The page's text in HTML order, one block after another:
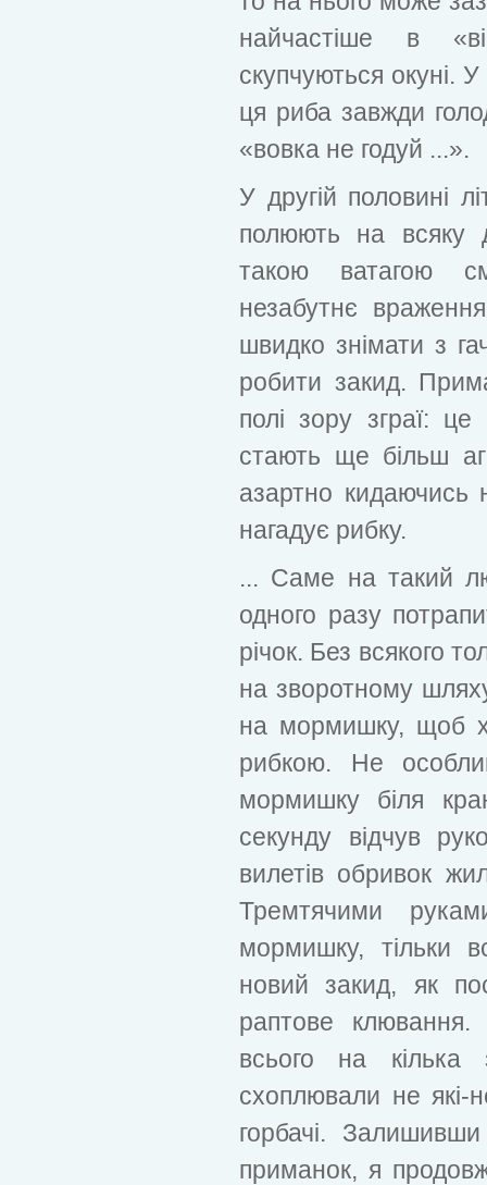
найчастіше в
скупчуються окуні.
ця риба завжди
«вовка не годуй ...».
У другій половині
полюють на всяку
такою ватагою
незабутнє
швидко знімати з
робити закид.
полі зору зграї:
стають ще більш
азартно
нагадує рибку.
... Саме на такий
одного разу
річок. Без всякого
на зворотному
на мормишку, щоб
рибкою. Не
мормишку біля
секунду відчув
вилетів обривок
Тремтячими
мормишку, тільки
новий закид, як
раптове
всього на
схоплювали не які-
горбачі.
приманок, я